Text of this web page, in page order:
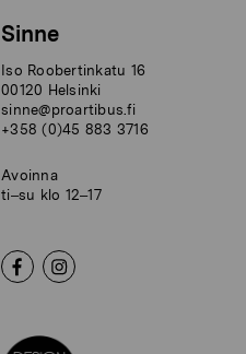
Sinne
Iso Roobertinkatu 16
00120 Helsinki
sinne@proartibus.fi
+358 (0)45 883 3716
Avoinna
ti–su klo 12–17